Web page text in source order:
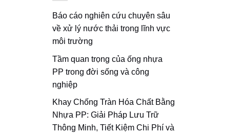
Báo cáo nghiên cứu chuyên sâu
về xử lý nước thải trong lĩnh vực
môi trường
Tầm quan trọng của ống nhựa
PP trong đời sống và công
nghiệp
Khay Chống Tràn Hóa Chất Bằng
Nhựa PP: Giải Pháp Lưu Trữ
Thông Minh, Tiết Kiệm Chi Phí và